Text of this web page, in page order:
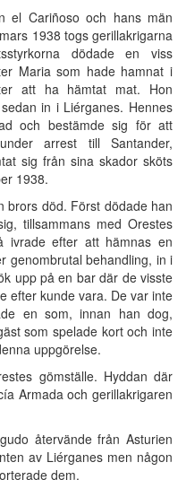
el Cariñoso och hans män
1938 togs gerillakrigarna
dödade en viss
Maria som hade hamnat i
att ha hämtat mat. Hon
in i Liérganes. Hennes
och bestämde sig för att
arrest till Santander,
sig från sina skador sköts
1938.
brors död. Först dödade han
tillsammans med Orestes
ivrade efter att hämnas en
genombrutal behandling, in i
upp på en bar där de visste
efter kunde vara. De var inte
en som, innan han dog,
som spelade kort och inte
uppgörelse.
gömställe. Hyddan där
Armada och gerillakrigaren
återvände från Asturien
av Liérganes men någon
dem.